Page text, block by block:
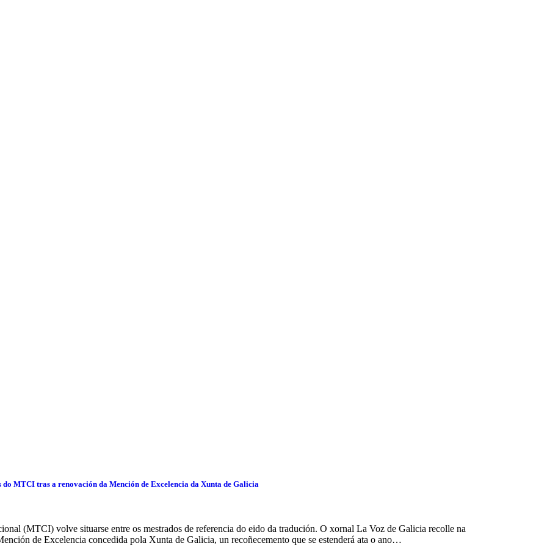
MTCI tras a renovación da Mención de Excelencia da Xunta de Galicia
(MTCI) volve situarse entre os mestrados de referencia do eido da tradución. O xornal La Voz de Galicia recolle na
de Excelencia concedida pola Xunta de Galicia, un recoñecemento que se estenderá ata o ano…